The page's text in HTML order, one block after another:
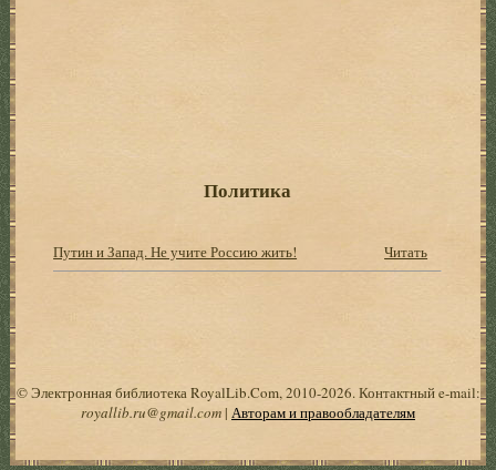
Политика
Путин и Запад. Не учите Россию жить! Читать
© Электронная библиотека RoyalLib.Com, 2010-2026. Контактный e-mail:
royallib.ru@gmail.com| Авторам и правообладателям